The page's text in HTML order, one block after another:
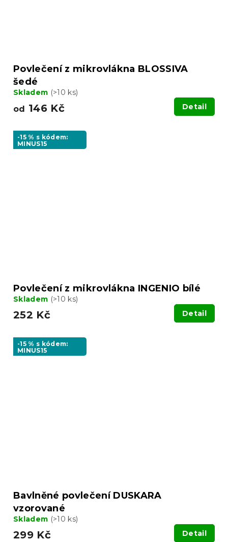
Povlečení z mikrovlákna BLOSSIVA
šedé
Skladem (>10 ks)
od 146 Kč Detail
-15 % s kódem:
MINUS15
Povlečení z mikrovlákna INGENIO bílé
Skladem (>10 ks)
252 Kč Detail
-15 % s kódem:
MINUS15
Bavlněné povlečení DUSKARA
vzorované
Skladem (>10 ks)
299 Kč Detail